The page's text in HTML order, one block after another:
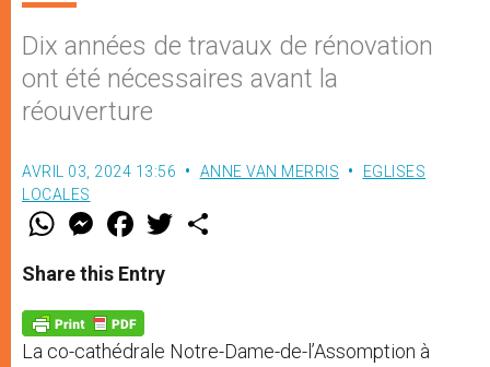
Dix années de travaux de rénovation
ont été nécessaires avant la
réouverture
AVRIL 03, 2024 13:56 ANNE VAN MERRIS
EGLISES
LOCALES
W
t
s
p
p
M
e
s
e
g
e
r
F
a
e
b
o
k
w
Share this Entry
La co-cathédrale Notre-Dame-de-l’Assomption à